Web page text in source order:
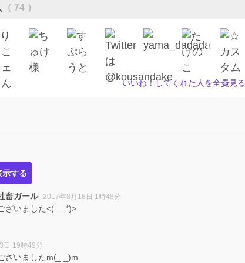
（ 74 ）
いいね！してくれた人を全員見る
する
畜ガール 2017年8月18日 1時48分
ざいました<(_ _*)>
日 19時49分
ざいましたm(_ _)m